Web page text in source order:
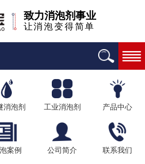
致力消泡剂事业
让消泡变得简单
消泡剂 工业消泡剂 产品中心
案例 公司简介 联系我们